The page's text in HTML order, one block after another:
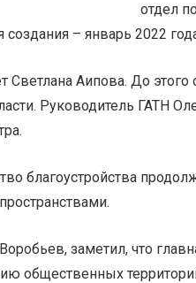
отдел
– январь 2022
Светлана Аипова. До
Руководитель ГАТН
благоустройства
заметил, что
общественных